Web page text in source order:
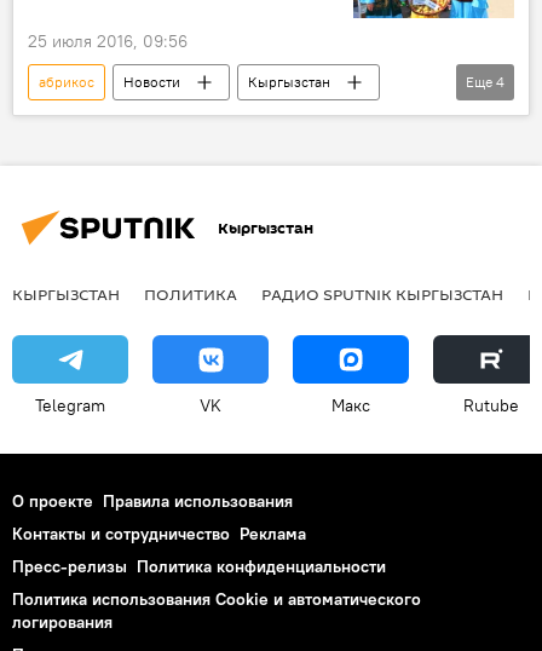
25 июля 2016, 09:56
абрикос Новости
Кыргызстан
Общество
Иссык-Куль
фестиваль
Еще 4
Кыргызстан
КЫРГЫЗСТАН ПОЛИТИКА РАДИО SPUTNIK КЫРГЫЗСТАН
Telegram VK Макс Rutube
О проекте Правила использования
Контакты и сотрудничество Реклама
Пресс-релизы Политика конфиденциальности
Политика использования Cookie и автоматического
логирования